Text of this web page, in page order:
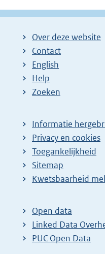
Over deze website
Contact
English
Help
Zoeken
Informatie
Privacy en cookies
Toegankelijkheid
Sitemap
E
t
e
r
Kwetsbaarheid
Open data
Linked Data
PUC Open Data